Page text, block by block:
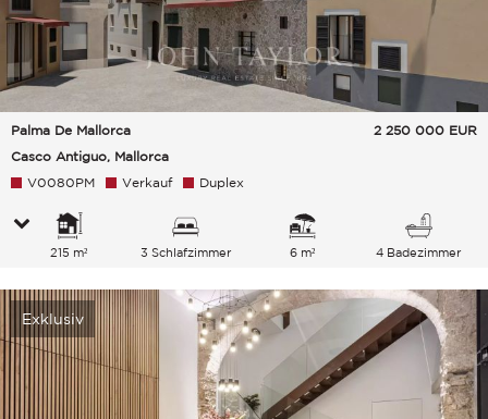
Palma De Mallorca
Casco Antiguo, Mallorca
2 250 000 EUR
V0080PM Verkauf Duplex
215 m² 3 Schlafzimmer 6 m² 4 Badezimmer
Exklusiv